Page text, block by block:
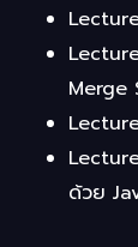
Merge
ด้วย